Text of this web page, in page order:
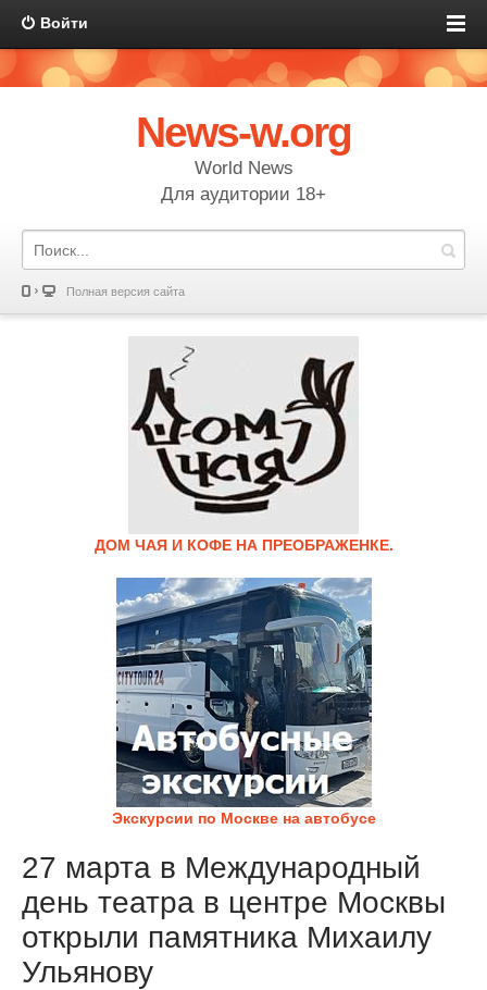
Войти
News-w.org
World News
Для аудитории 18+
Полная версия сайта
ДОМ ЧАЯ И КОФЕ НА ПРЕОБРАЖЕНКЕ.
Экскурсии по Москве на автобусе
27 марта в Международный
день театра в центре Москвы
открыли памятника Михаилу
Ульянову